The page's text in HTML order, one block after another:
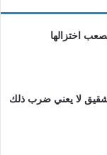
اختزالها
لا يعني ضرب ذلك